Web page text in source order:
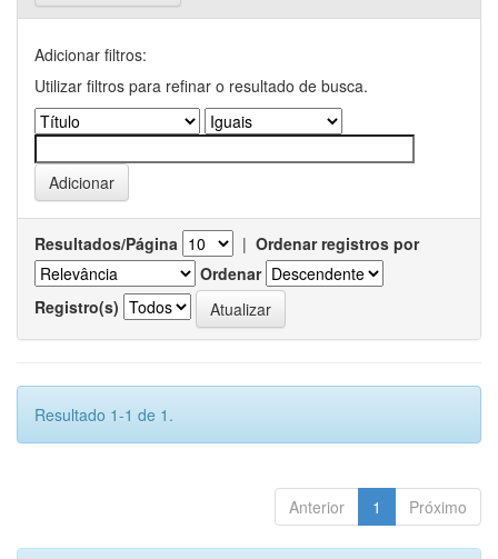
Adicionar filtros:
Utilizar filtros para refinar o resultado de busca.
Resultados/Página | Ordenar registros por
Ordenar
Registro(s)
Resultado 1-1 de 1.
Anterior 1 Próximo